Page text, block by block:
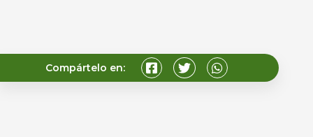
Compártelo en: